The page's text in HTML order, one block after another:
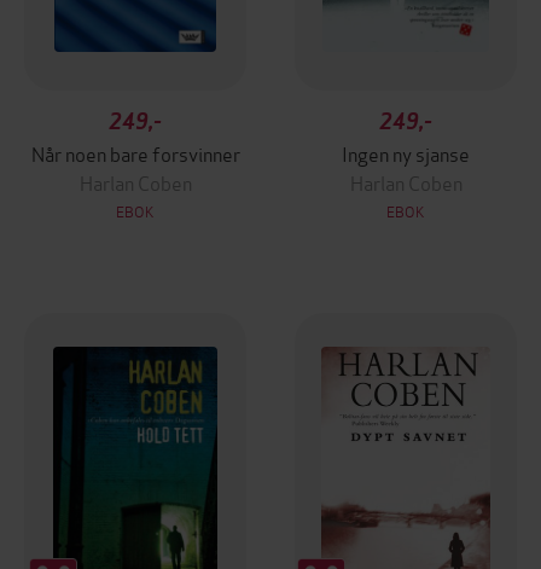
249,-
Når noen bare forsvinner
Harlan Coben
EBOK
249,-
Ingen ny sjanse
Harlan Coben
EBOK